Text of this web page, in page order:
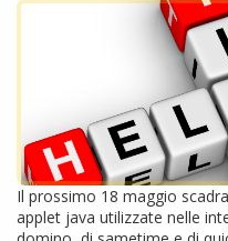
Il prossimo 18 maggio
applet java utilizzate nelle